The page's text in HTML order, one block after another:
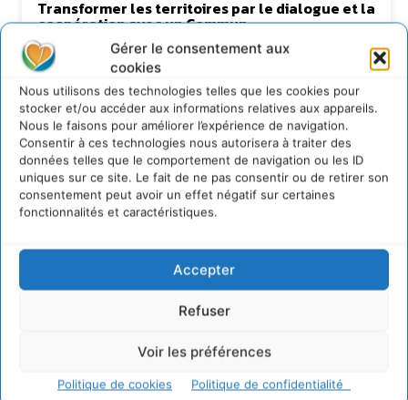
Gérer le consentement aux
cookies
Nous utilisons des technologies telles que les cookies pour
stocker et/ou accéder aux informations relatives aux appareils.
Nous le faisons pour améliorer l’expérience de navigation.
Consentir à ces technologies nous autorisera à traiter des
données telles que le comportement de navigation ou les ID
uniques sur ce site. Le fait de ne pas consentir ou de retirer son
consentement peut avoir un effet négatif sur certaines
fonctionnalités et caractéristiques.
Accepter
Refuser
Voir les préférences
Politique de cookies Politique de confidentialité
Transformer les territoires par le dialogue et la
coopération avec un Commun
d’Accompagnement des Transitions
7 août 2026
Soutenir un pastoralisme durable en faveur de
socio-écosystèmes résilients
6 août 2026
S’inspirer de l’arbre pour un modèle
économique régénératif du vivant …
5 août 2026
IPBES : le « GIEC de la biodiversité » appelle les
4 août 2026
Newsletter